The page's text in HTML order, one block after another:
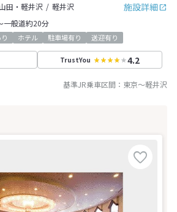
施設詳細
田・軽井沢
軽井沢
一般道約20分
ホテル 駐車場有り 送迎有り
TrustYou 4.2
基準JR乗車区間： 東京～軽井沢